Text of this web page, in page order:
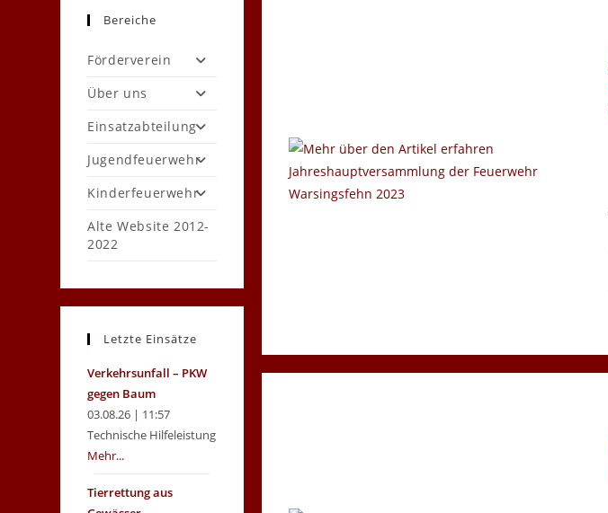
Bereiche
Förderverein
Über uns
Einsatzabteilung
Jugendfeuerwehr
Kinderfeuerwehr
Alte Website 2012-
2022
Letzte Einsätze
Verkehrsunfall – PKW
gegen Baum
03.08.26 | 11:57
Technische Hilfeleistung
Mehr...
Tierrettung aus